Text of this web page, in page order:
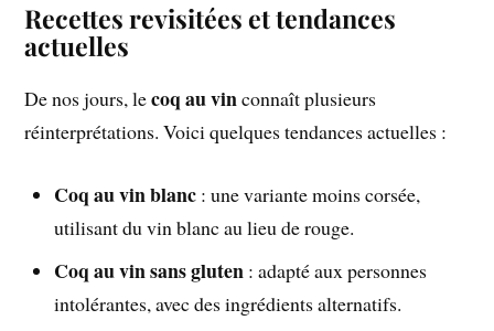
Recettes revisitées et tendances
actuelles
De nos jours, lecoq au vinconnaît plusieurs
réinterprétations. Voici quelques tendances actuelles :
Coq au vin blanc : une variante moins corsée,
utilisant du vin blanc au lieu de rouge.
Coq au vin sans gluten : adapté aux personnes
intolérantes, avec des ingrédients alternatifs.